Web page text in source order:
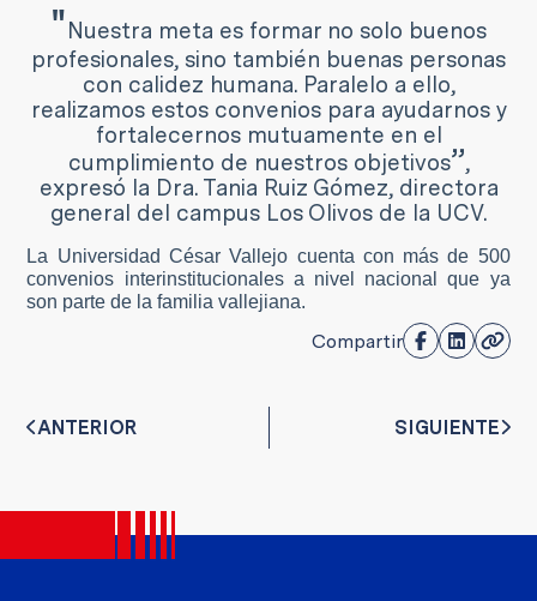
"Nuestra meta es formar no solo buenos
profesionales, sino también buenas personas
con calidez humana. Paralelo a ello,
realizamos estos convenios para ayudarnos y
fortalecernos mutuamente en el
cumplimiento de nuestros objetivos”,
expresó la Dra. Tania Ruiz Gómez, directora
general del campus Los Olivos de la UCV.
La Universidad César Vallejo cuenta con más de 500
convenios interinstitucionales a nivel nacional que ya
son parte de la familia vallejiana.
Compartir
ANTERIOR SIGUIENTE